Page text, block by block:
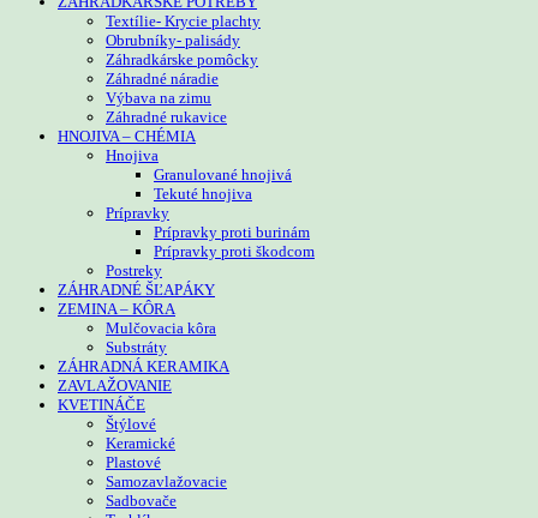
Textílie- Krycie plachty
Obrubníky- palisády
Záhradkárske pomôcky
Záhradné náradie
Výbava na zimu
Záhradné rukavice
HNOJIVA – CHÉMIA
Hnojiva
Granulované hnojivá
Tekuté hnojiva
Prípravky
Prípravky proti burinám
Prípravky proti škodcom
Postreky
ZÁHRADNÉ ŠĽAPÁKY
ZEMINA – KÔRA
Mulčovacia kôra
Substráty
ZÁHRADNÁ KERAMIKA
ZAVLAŽOVANIE
KVETINÁČE
Štýlové
Keramické
Plastové
Samozavlažovacie
Sadbovače